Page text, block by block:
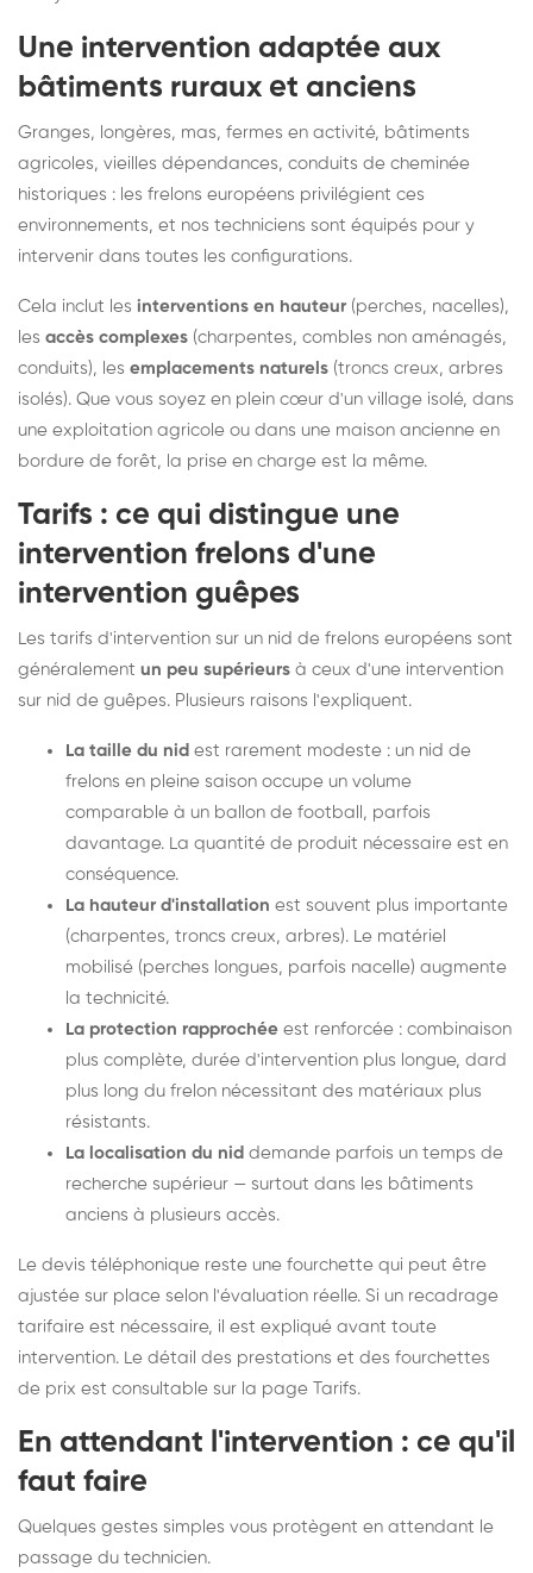
Une intervention adaptée aux
bâtiments ruraux et anciens
Granges, longères, mas, fermes en activité, bâtiments
agricoles, vieilles dépendances, conduits de cheminée
historiques : les frelons européens privilégient ces
environnements, et nos techniciens sont équipés pour y
intervenir dans toutes les configurations.
Cela inclut les interventions en hauteur (perches, nacelles),
les accès complexes (charpentes, combles non aménagés,
conduits), les emplacements naturels (troncs creux, arbres
isolés). Que vous soyez en plein cœur d'un village isolé, dans
une exploitation agricole ou dans une maison ancienne en
bordure de forêt, la prise en charge est la même.
Tarifs : ce qui distingue une
intervention frelons d'une
intervention guêpes
Les tarifs d'intervention sur un nid de frelons européens sont
généralement un peu supérieurs à ceux d'une intervention
sur nid de guêpes. Plusieurs raisons l'expliquent.
La taille du nid est rarement modeste : un nid de
frelons en pleine saison occupe un volume
comparable à un ballon de football, parfois
davantage. La quantité de produit nécessaire est en
conséquence.
La hauteur d'installation est souvent plus importante
(charpentes, troncs creux, arbres). Le matériel
mobilisé (perches longues, parfois nacelle) augmente
la technicité.
La protection rapprochée est renforcée : combinaison
plus complète, durée d'intervention plus longue, dard
plus long du frelon nécessitant des matériaux plus
résistants.
La localisation du nid demande parfois un temps de
recherche supérieur — surtout dans les bâtiments
anciens à plusieurs accès.
Le devis téléphonique reste une fourchette qui peut être
ajustée sur place selon l'évaluation réelle. Si un recadrage
tarifaire est nécessaire, il est expliqué avant toute
intervention. Le détail des prestations et des fourchettes
de prix est consultable sur la page Tarifs.
En attendant l'intervention : ce qu'il
faut faire
Quelques gestes simples vous protègent en attendant le
passage du technicien.